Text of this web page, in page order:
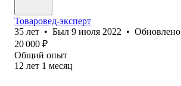
Товаровед-эксперт
35 лет • Был 9 июля 2022 • Обновлено
20 000 ₽
Общий опыт
12 лет 1 месяц